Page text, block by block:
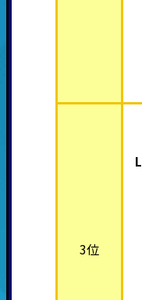
3位